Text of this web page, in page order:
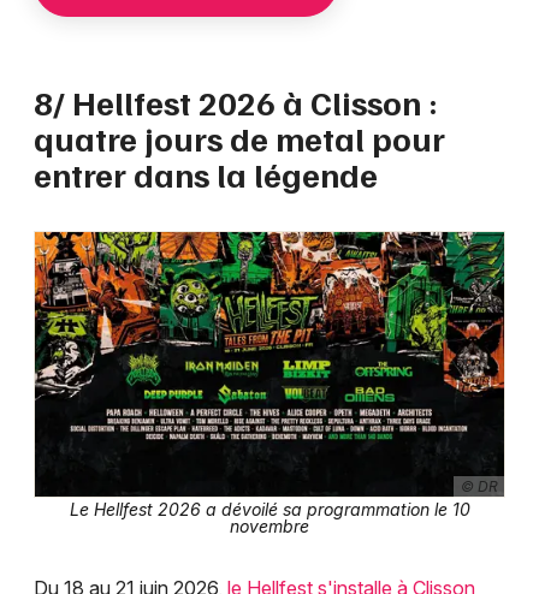
8/ Hellfest 2026 à Clisson :
quatre jours de metal pour
entrer dans la légende
© DR
Le Hellfest 2026 a dévoilé sa programmation le 10
novembre
Du 18 au 21 juin 2026, le Hellfest s'installe à Clisson